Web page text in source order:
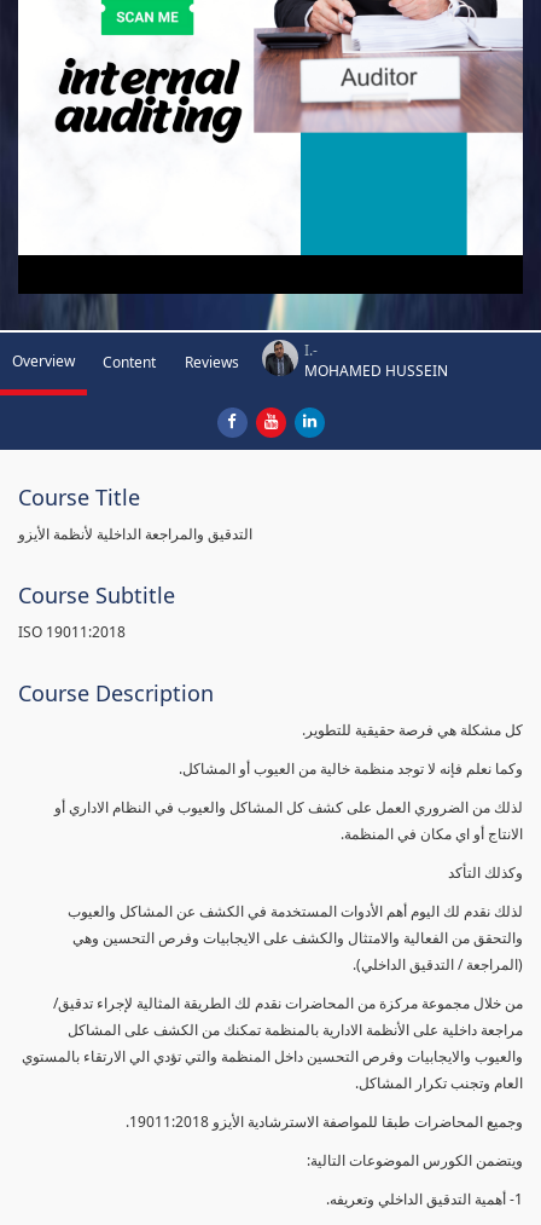
Overview Content Reviews
I.-
MOHAMED HUSSEIN
Course Title
التدقيق والمراجعة الداخلية لأنظمة الأيزو
Course Subtitle
ISO 19011:2018
Course Description
كل مشكلة هي فرصة حقيقية للتطوير.
وكما نعلم فإنه لا توجد منظمة خالية من العيوب أو المشاكل.
لذلك من الضروري العمل على كشف كل المشاكل والعيوب في النظام الاداري أو
الانتاج أو اي مكان في المنظمة.
وكذلك التأكد
لذلك نقدم لك اليوم أهم الأدوات المستخدمة في الكشف عن المشاكل والعيوب
والتحقق من الفعالية والامتثال والكشف على الايجابيات وفرص التحسين وهي
(المراجعة / التدقيق الداخلي).
من خلال مجموعة مركزة من المحاضرات نقدم لك الطريقة المثالية لإجراء تدقيق/
مراجعة داخلية على الأنظمة الادارية بالمنظمة تمكنك من الكشف على المشاكل
والعيوب والايجابيات وفرص التحسين داخل المنظمة والتي تؤدي الي الارتقاء بالمستوي
العام وتجنب تكرار المشاكل.
وجميع المحاضرات طبقا للمواصفة الاسترشادية الأيزو 19011:2018.
ويتضمن الكورس الموضوعات التالية:
1- أهمية التدقيق الداخلي وتعريفه.